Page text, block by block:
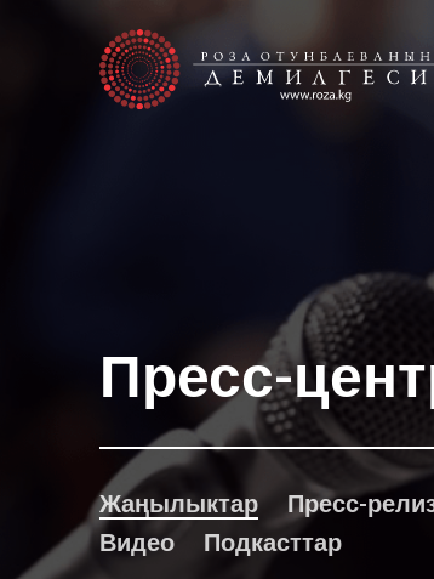
Пресс-
Жаңылыктар Пресс-
Видео
Подкасттар